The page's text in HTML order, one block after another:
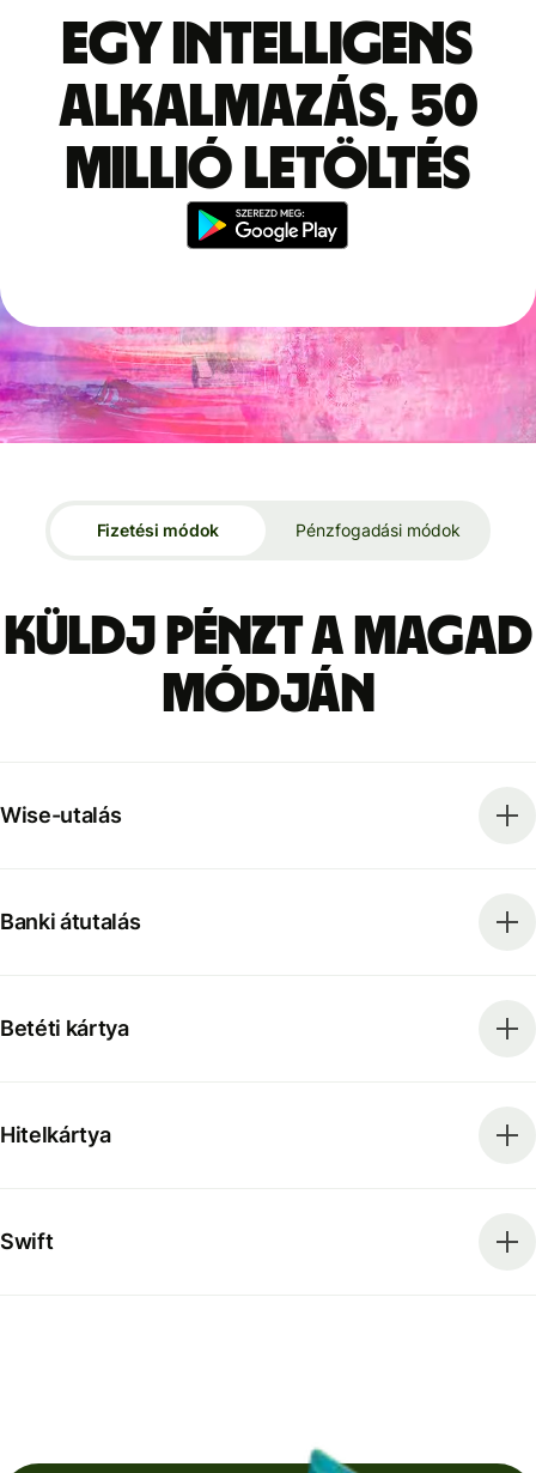
Egy intelligens
alkalmazás, 50
millió letöltés
Fizetési módok Pénzfogadási módok
Küldj pénzt a magad
módján
Wise-utalás
Banki átutalás
Betéti kártya
Hitelkártya
Swift